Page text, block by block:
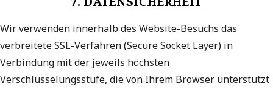
Wir verwenden innerhalb des Website-Besuchs das
verbreitete SSL-Verfahren (Secure Socket Layer) in
Verbindung mit der jeweils höchsten
Verschlüsselungsstufe, die von Ihrem Browser unterstützt